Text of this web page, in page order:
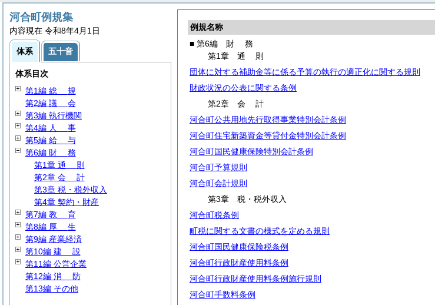
例規名称
■ 第6編 財 務
第1章 通 則
団体に対する補助金等に係る予算の執行の適正化に関する規則
財政状況の公表に関する条例
第2章 会計
河合町公共用地先行取得事業特別会計条例
河合町住宅新築資金等貸付金特別会計条例
河合町国民健康保険特別会計条例
河合町予算規則
河合町会計規則
第3章 税・税外収入
河合町税条例
町税に関する文書の様式を定める規則
河合町国民健康保険税条例
河合町行政財産使用料条例
河合町行政財産使用料条例施行規則
河合町手数料条例
河合町例規集
内容現在 令和8年4月1日
体系 五十音
体系目次
第1編 総 規
第2編 議 会
第3編 執行機関
第4編 人 事
第5編 給 与
第6編 財 務
第1章 通 則
第2章 会 計
第3章 税・税外収入
第4章 契約・財産
第7編 教 育
第8編 厚 生
第9編 産業経済
第10編 建 設
第11編 公営企業
第12編 消 防
第13編 その他